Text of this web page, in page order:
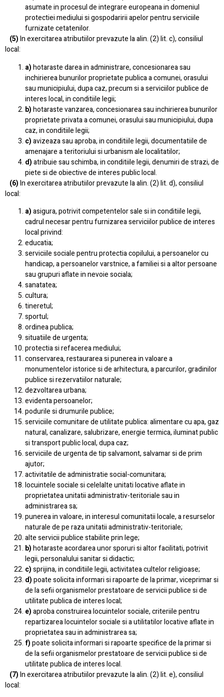
asumate in procesul de integrare europeana in domeniul
protectiei mediului si gospodaririi apelor pentru serviciile
furnizate cetatenilor.
(5)In exercitarea atributiilor prevazute la alin. (2) lit. c), consiliul
local:
a)hotaraste darea in administrare, concesionarea sau
inchirierea bunurilor proprietate publica a comunei, orasului
sau municipiului, dupa caz, precum si a serviciilor publice de
interes local, in conditiile legii;
b)hotaraste vanzarea, concesionarea sau inchirierea bunurilor
proprietate privata a comunei, orasului sau municipiului, dupa
caz, in conditiile legii;
c)avizeaza sau aproba, in conditiile legii, documentatiile de
amenajare a teritoriului si urbanism ale localitatilor;
d)atribuie sau schimba, in conditiile legii, denumiri de strazi, de
piete si de obiective de interes public local.
(6)In exercitarea atributiilor prevazute la alin. (2) lit. d), consiliul
local:
a)asigura, potrivit competentelor sale si in conditiile legii,
cadrul necesar pentru furnizarea serviciilor publice de interes
local privind:
educatia;
serviciile sociale pentru protectia copilului, a persoanelor cu
handicap, a persoanelor varstnice, a familiei si a altor persoane
sau grupuri aflate in nevoie sociala;
sanatatea;
cultura;
tineretul;
sportul;
ordinea publica;
situatiile de urgenta;
protectia si refacerea mediului;
conservarea, restaurarea si punerea in valoare a
monumentelor istorice si de arhitectura, a parcurilor, gradinilor
publice si rezervatiilor naturale;
dezvoltarea urbana;
evidenta persoanelor;
podurile si drumurile publice;
serviciile comunitare de utilitate publica: alimentare cu apa, gaz
natural, canalizare, salubrizare, energie termica, iluminat public
si transport public local, dupa caz;
serviciile de urgenta de tip salvamont, salvamar si de prim
ajutor;
activitatile de administratie social-comunitara;
locuintele sociale si celelalte unitati locative aflate in
proprietatea unitatii administrativ-teritoriale sau in
administrarea sa;
punerea in valoare, in interesul comunitatii locale, a resurselor
naturale de pe raza unitatii administrativ-teritoriale;
alte servicii publice stabilite prin lege;
b)hotaraste acordarea unor sporuri si altor facilitati, potrivit
legii, personalului sanitar si didactic;
c)sprijina, in conditiile legii, activitatea cultelor religioase;
d)poate solicita informari si rapoarte de la primar, viceprimar si
de la sefii organismelor prestatoare de servicii publice si de
utilitate publica de interes local;
e)aproba construirea locuintelor sociale, criteriile pentru
repartizarea locuintelor sociale si a utilitatilor locative aflate in
proprietatea sau in administrarea sa;
f)poate solicita informari si rapoarte specifice de la primar si
de la sefii organismelor prestatoare de servicii publice si de
utilitate publica de interes local.
(7)In exercitarea atributiilor prevazute la alin. (2) lit. e), consiliul
local: